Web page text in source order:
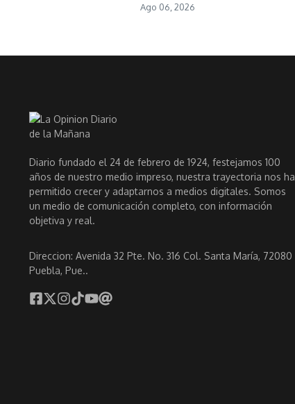
Ago 06, 2026
Diario fundado el 24 de febrero de 1924, festejamos 100
años de nuestro medio impreso, nuestra trayectoria nos ha
permitido crecer y adaptarnos a medios digitales. Somos
un medio de comunicación completo, con información
objetiva y real.
Direccion: Avenida 32 Pte. No. 316 Col. Santa María, 72080
Puebla, Pue..